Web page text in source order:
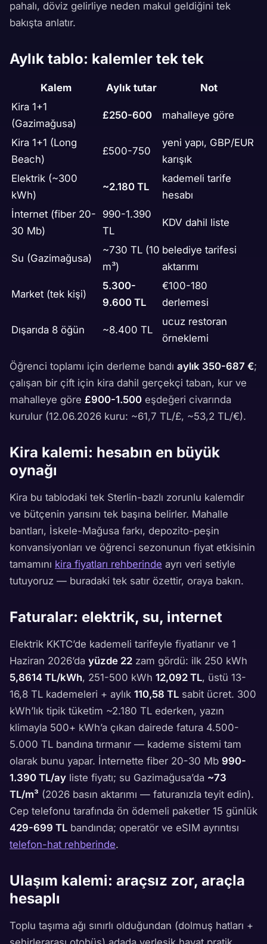
pahalı, döviz gelirliye neden makul geldiğini tek
bakışta anlatır.
Aylık tablo: kalemler tek tek
Kalem Aylık tutar
Not
Kira 1+1
(Gazimağusa)
£250-600 mahalleye göre
Kira 1+1 (Long
Beach)
£500-750
yeni yapı, GBP/EUR
karışık
Elektrik (~300
kWh)
~2.180 TL
kademeli tarife
hesabı
İnternet (fiber 20-
30 Mb)
990-1.390
TL
KDV dahil liste
Su (Gazimağusa)
~730 TL (10
m³)
belediye tarifesi
aktarımı
Market (tek kişi)
5.300-
9.600 TL
€100-180
derlemesi
Dışarıda 8 öğün ~8.400 TL
ucuz restoran
örneklemi
Öğrenci toplamı için derleme bandı aylık 350-687 €;
çalışan bir çift için kira dahil gerçekçi taban, kur ve
mahalleye göre £900-1.500 eşdeğeri civarında
kurulur (12.06.2026 kuru: ~61,7 TL/£, ~53,2 TL/€).
Kira kalemi: hesabın en büyük
oynağı
Kira bu tablodaki tek Sterlin-bazlı zorunlu kalemdir
ve bütçenin yarısını tek başına belirler. Mahalle
bantları, İskele-Mağusa farkı, depozito-peşin
konvansiyonları ve öğrenci sezonunun fiyat etkisinin
tamamını kira fiyatları rehberinde ayrı veri setiyle
tutuyoruz — buradaki tek satır özettir, oraya bakın.
Faturalar: elektrik, su, internet
Elektrik KKTC’de kademeli tarifeyle fiyatlanır ve 1
Haziran 2026’da yüzde 22 zam gördü: ilk 250 kWh
5,8614 TL/kWh, 251-500 kWh 12,092 TL, üstü 13-
16,8 TL kademeleri + aylık 110,58 TL sabit ücret. 300
kWh’lık tipik tüketim ~2.180 TL ederken, yazın
klimayla 500+ kWh’a çıkan dairede fatura 4.500-
5.000 TL bandına tırmanır — kademe sistemi tam
olarak bunu yapar. İnternette fiber 20-30 Mb 990-
1.390 TL/ay liste fiyatı; su Gazimağusa’da ~73
TL/m³ (2026 basın aktarımı — faturanızla teyit edin).
Cep telefonu tarafında ön ödemeli paketler 15 günlük
429-699 TL bandında; operatör ve eSIM ayrıntısı
telefon-hat rehberinde.
Ulaşım kalemi: araçsız zor, araçla
hesaplı
Toplu taşıma ağı sınırlı olduğundan (dolmuş hatları +